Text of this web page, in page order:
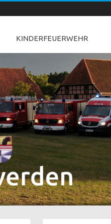
KINDERFEUERWEHR